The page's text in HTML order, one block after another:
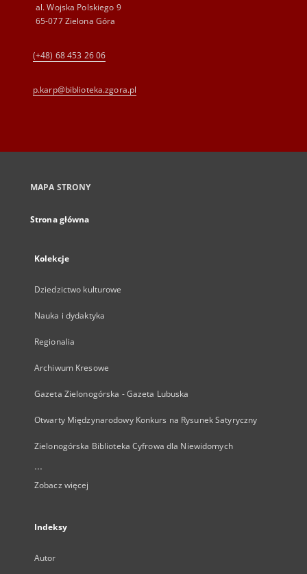
al. Wojska Polskiego 9
65-077 Zielona Góra
(+48) 68 453 26 06
p.karp@biblioteka.zgora.pl
MAPA STRONY
Strona główna
Kolekcje
Dziedzictwo kulturowe
Nauka i dydaktyka
Regionalia
Archiwum Kresowe
Gazeta Zielonogórska - Gazeta Lubuska
Otwarty Międzynarodowy Konkurs na Rysunek Satyryczny
Zielonogórska Biblioteka Cyfrowa dla Niewidomych
...
Zobacz więcej
Indeksy
Autor